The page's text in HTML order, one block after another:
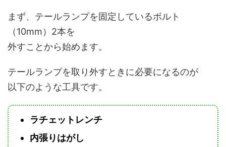
まず、テールランプを固定しているボルト
（10mm）2本を
外すことから始めます。
テールランプを取り外すときに必要になるのが
以下のような工具です。
ラチェットレンチ
内張りはがし